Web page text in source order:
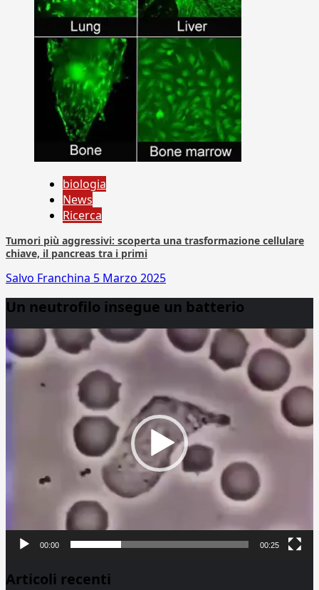
biologia
News
Ricerca
Tumori più aggressivi: scoperta una trasformazione cellulare
chiave, il pancreas tra i primi
Salvo Franchina 5 Marzo 2025
Un neutrofilo insegue un batterio
Player
00:00 00:25
Articoli recenti